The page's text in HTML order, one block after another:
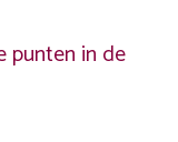
punten in de